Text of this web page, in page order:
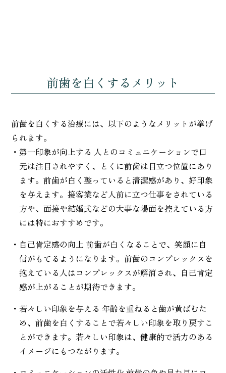
前歯を白くするメリット
前歯を白くする治療には、以下のようなメリットが挙げ
られます。
・第一印象が向上する 人とのコミュニケーションで口
元は注目されやすく、とくに前歯は目立つ位置にあり
ます。前歯が白く整っていると清潔感があり、好印象
を与えます。接客業など人前に立つ仕事をされている
方や、面接や結婚式などの大事な場面を控えている方
には特におすすめです。
・自己肯定感の向上 前歯が白くなることで、笑顔に自
信がもてるようになります。前歯のコンプレックスを
抱えている人はコンプレックスが解消され、自己肯定
感が上がることが期待できます。
・若々しい印象を与える 年齢を重ねると歯が黄ばむた
め、前歯を白くすることで若々しい印象を取り戻すこ
とができます。若々しい印象は、健康的で活力のある
イメージにもつながります。